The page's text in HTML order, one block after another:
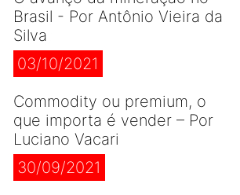
Brasil - Por Antônio Vieira da
Silva
03/10/2021
Commodity ou premium, o
que importa é vender – Por
Luciano Vacari
30/09/2021